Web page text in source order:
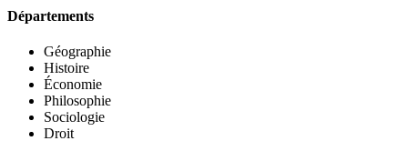
Départements
Géographie
Histoire
Économie
Philosophie
Sociologie
Droit